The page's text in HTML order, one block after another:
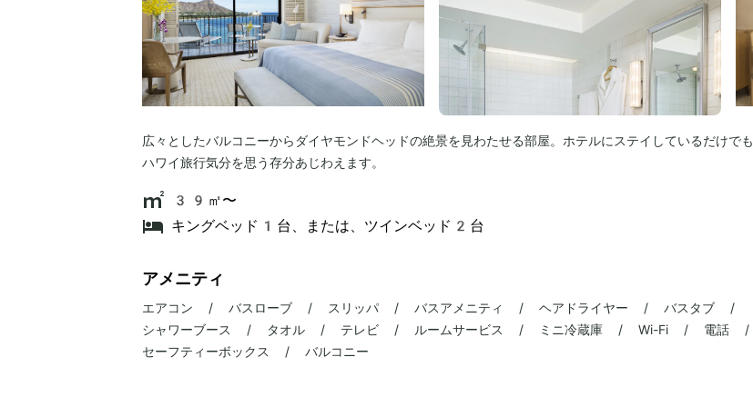
広々としたバルコニーからダイヤモンドヘッドの絶景を見わたせる部屋。ホテルにステイしているだけでも
ハワイ旅行気分を思う存分あじわえます。
39㎡〜
キングベッド1台、または、ツインベッド2台
アメニティ
エアコン / バスローブ / スリッパ / バスアメニティ / ヘアドライヤー / バスタブ /
シャワーブース / タオル / テレビ / ルームサービス / ミニ冷蔵庫 / Wi-Fi / 電話 /
セーフティーボックス / バルコニー